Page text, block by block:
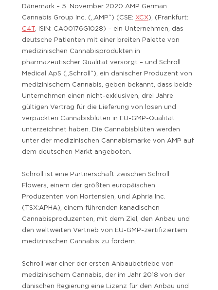
Dänemark – 5. November 2020 AMP German
Cannabis Group Inc. („AMP“) (CSE: XCX), (Frankfurt:
C4T, ISIN: CA00176G1028) – ein Unternehmen, das
deutsche Patienten mit einer breiten Palette von
medizinischen Cannabisprodukten in
pharmazeutischer Qualität versorgt – und Schroll
Medical ApS („Schroll“), ein dänischer Produzent von
medizinischem Cannabis, geben bekannt, dass beide
Unternehmen einen nicht-exklusiven, drei Jahre
gültigen Vertrag für die Lieferung von losen und
verpackten Cannabisblüten in EU-GMP-Qualität
unterzeichnet haben. Die Cannabisblüten werden
unter der medizinischen Cannabismarke von AMP auf
dem deutschen Markt angeboten.
Schroll ist eine Partnerschaft zwischen Schroll
Flowers, einem der größten europäischen
Produzenten von Hortensien, und Aphria Inc.
(TSX:APHA), einem führenden kanadischen
Cannabisproduzenten, mit dem Ziel, den Anbau und
den weltweiten Vertrieb von EU-GMP-zertifiziertem
medizinischen Cannabis zu fördern.
Schroll war einer der ersten Anbaubetriebe von
medizinischem Cannabis, der im Jahr 2018 von der
dänischen Regierung eine Lizenz für den Anbau und